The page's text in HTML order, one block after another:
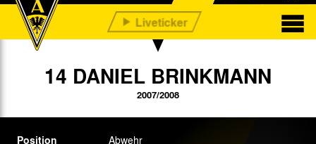
14 DANIEL BRINKMANN
2007/2008
Position Abwehr